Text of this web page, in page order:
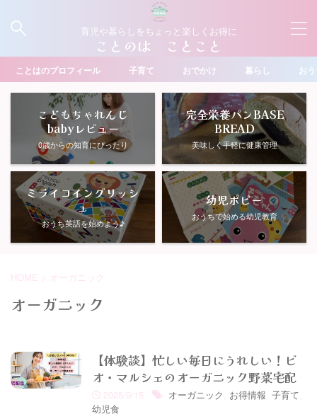
育児や暮らしをちょっと楽しくお得に
ことのは ことこと
ことはのプロフィール 子育て おでかけ 暮らし お
こどもちゃれんじ
babyレビュー
0歳からの知育にぴったり
完全栄養パンBASE
BREAD
美味しく手軽に健康管理
ミライコイングリッシ
ュ
おうち英語を始めよう♪
幼児ポピー
おうちで始める幼児教育
HOME > オーガニック
オーガニック
【体験談】忙しい毎日にうれしい！ビ
オ・マルシェのオーガニック野菜宅配
2025/9/15 オーガニック, お得情報, 子育て,
幼児食